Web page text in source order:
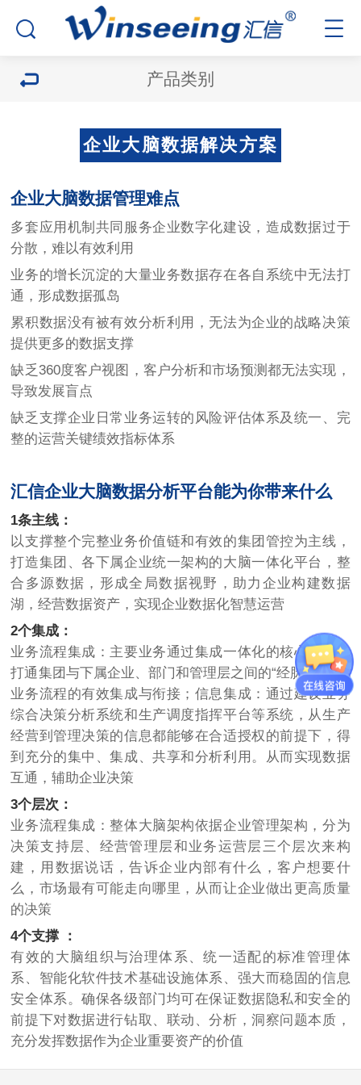
产品类别
企业大脑数据解决方案
企业大脑数据管理难点
多套应用机制共同服务企业数字化建设，造成数据过于
分散，难以有效利用
业务的增长沉淀的大量业务数据存在各自系统中无法打
通，形成数据孤岛
累积数据没有被有效分析利用，无法为企业的战略决策
提供更多的数据支撑
缺乏360度客户视图，客户分析和市场预测都无法实现，
导致发展盲点
缺乏支撑企业日常业务运转的风险评估体系及统一、完
整的运营关键绩效指标体系
汇信企业大脑数据分析平台能为你带来什么
1条主线：
以支撑整个完整业务价值链和有效的集团管控为主线，
打造集团、各下属企业统一架构的大脑一体化平台，整
合多源数据，形成全局数据视野，助力企业构建数据
湖，经营数据资产，实现企业数据化智慧运营
2个集成：
业务流程集成：主要业务通过集成一体化的核心体系，
打通集团与下属企业、部门和管理层之间的“经脉”，实现
业务流程的有效集成与衔接；信息集成：通过建设业务
综合决策分析系统和生产调度指挥平台等系统，从生产
经营到管理决策的信息都能够在合适授权的前提下，得
到充分的集中、集成、共享和分析利用。从而实现数据
互通，辅助企业决策
3个层次：
业务流程集成：整体大脑架构依据企业管理架构，分为
决策支持层、经营管理层和业务运营层三个层次来构
建，用数据说话，告诉企业内部有什么，客户想要什
么，市场最有可能走向哪里，从而让企业做出更高质量
的决策
4个支撑 ：
有效的大脑组织与治理体系、统一适配的标准管理体
系、智能化软件技术基础设施体系、强大而稳固的信息
安全体系。确保各级部门均可在保证数据隐私和安全的
前提下对数据进行钻取、联动、分析，洞察问题本质，
充分发挥数据作为企业重要资产的价值